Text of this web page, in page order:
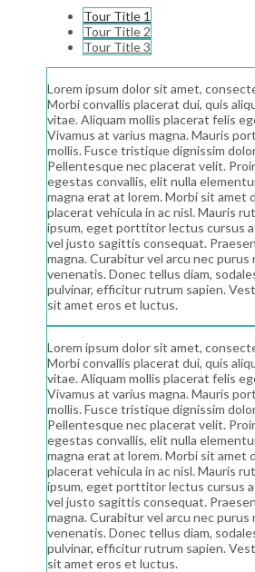
Tour Title 1
Tour Title 2
Tour Title 3
Lorem ipsum dolor sit amet,
Morbi convallis placerat dui, quis
vitae. Aliquam mollis placerat felis
Vivamus at varius magna. Mauris
mollis. Fusce tristique dignissim
Pellentesque nec placerat velit.
egestas convallis, elit nulla
magna erat at lorem. Morbi sit amet
placerat vehicula in ac nisl. Mauris
ipsum, eget porttitor lectus cursus
vel justo sagittis consequat.
magna. Curabitur vel arcu nec purus
venenatis. Donec tellus diam,
pulvinar, efficitur rutrum sapien.
sit amet eros et luctus.
Lorem ipsum dolor sit amet,
Morbi convallis placerat dui, quis
vitae. Aliquam mollis placerat felis
Vivamus at varius magna. Mauris
mollis. Fusce tristique dignissim
Pellentesque nec placerat velit.
egestas convallis, elit nulla
magna erat at lorem. Morbi sit amet
placerat vehicula in ac nisl. Mauris
ipsum, eget porttitor lectus cursus
vel justo sagittis consequat.
magna. Curabitur vel arcu nec purus
venenatis. Donec tellus diam,
pulvinar, efficitur rutrum sapien.
sit amet eros et luctus.